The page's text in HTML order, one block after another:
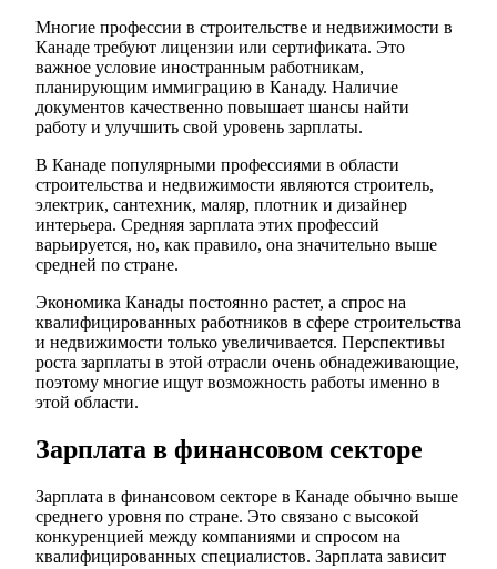
Многие профессии в строительстве и недвижимости в
Канаде требуют лицензии или сертификата. Это
важное условие иностранным работникам,
планирующим иммиграцию в Канаду. Наличие
документов качественно повышает шансы найти
работу и улучшить свой уровень зарплаты.
В Канаде популярными профессиями в области
строительства и недвижимости являются строитель,
электрик, сантехник, маляр, плотник и дизайнер
интерьера. Средняя зарплата этих профессий
варьируется, но, как правило, она значительно выше
средней по стране.
Экономика Канады постоянно растет, а спрос на
квалифицированных работников в сфере строительства
и недвижимости только увеличивается. Перспективы
роста зарплаты в этой отрасли очень обнадеживающие,
поэтому многие ищут возможность работы именно в
этой области.
Зарплата в финансовом секторе
Зарплата в финансовом секторе в Канаде обычно выше
среднего уровня по стране. Это связано с высокой
конкуренцией между компаниями и спросом на
квалифицированных специалистов. Зарплата зависит